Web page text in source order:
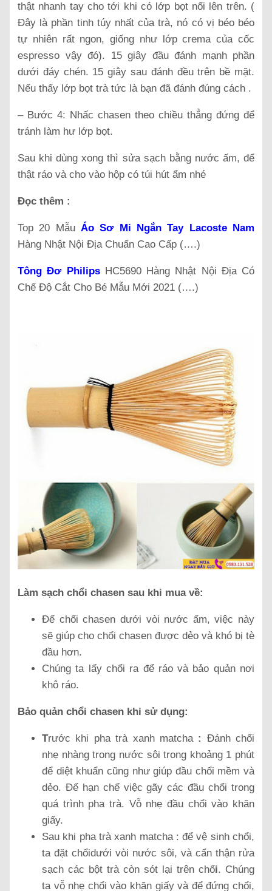
thật nhanh tay cho tới khi có lớp bọt nổi lên trên. (
Đây là phần tinh túy nhất của trà, nó có vị béo béo
tự nhiên rất ngon, giống như lớp crema của cốc
espresso vậy đó). 15 giây đầu đánh mạnh phần
dưới đáy chén. 15 giây sau đánh đều trên bề mặt.
Nếu thấy lớp bọt trà tức là bạn đã đánh đúng cách .
– Bước 4: Nhấc chasen theo chiều thẳng đứng để
tránh làm hư lớp bọt.
Sau khi dùng xong thì sửa sạch bằng nước ấm, để
thật ráo và cho vào hộp có túi hút ẩm nhé
Đọc thêm :
Top 20 Mẫu Áo Sơ Mi Ngắn Tay Lacoste Nam
Hàng Nhật Nội Địa Chuẩn Cao Cấp (….)
Tông Đơ PhilipsHC5690 Hàng Nhật Nội Địa Có
Chế Độ Cắt Cho Bé Mẫu Mới 2021 (….)
Làm sạch chổi chasen sau khi mua về:
Để chổi chasen dưới vòi nước ấm, việc này
sẽ giúp cho chổi chasen được dẻo và khó bị tè
đầu hơn.
Chúng ta lấy chổi ra để ráo và bảo quản nơi
khô ráo.
Bảo quản chổi chasen khi sử dụng:
Trước khi pha trà xanh matcha : Đánh chổi
nhẹ nhàng trong nước sôi trong khoảng 1 phút
để diệt khuẩn cũng như giúp đầu chổi mềm và
dẻo. Để hạn chế việc gãy các đầu chổi trong
quá trình pha trà. Vỗ nhẹ đầu chổi vào khăn
giấy.
Sau khi pha trà xanh matcha : để vệ sinh chổi,
ta đặt chổidưới vòi nước sôi, và cẩn thận rửa
sạch các bột trà còn sót lại trên chổi. Chúng
ta vỗ nhẹ chổi vào khăn giấy và để đứng chổi,